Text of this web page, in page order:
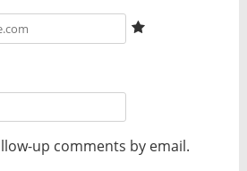
up comments by email.